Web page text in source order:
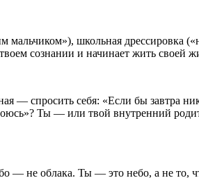
мальчиком»), школьная
сознании и начинает жить своей
— спросить себя: «Если бы завтра
Ты — или твой внутренний
— не облака. Ты — это небо, а не то,